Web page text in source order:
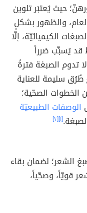
حيث يُعتبَر تلوين
والظهور بشكلٍ
الكيميائيّة، إلّا
قد يُسبِّب ضرراً
تدوم الصبغة فترةً
طُرُق سليمة للعناية
الخطوات الصحّية؛
الوصفات الطبيعيّة
[١] [٢]
الشعر؛ لضمان بقاء
قويّاً، وصحّياً،